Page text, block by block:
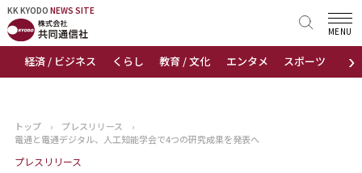
KK KYODO NEWS SITE
›
経済 / ビジネス くらし 教育 / 文化 エンタメ スポーツ 地域
MENU
KK KYODONEWS SITE
トップページ
ニュース
トップ › プレスリリース
›
電通と電通デジタル、人工知能学会で4つの研究成果を発表へ
プレスリリース